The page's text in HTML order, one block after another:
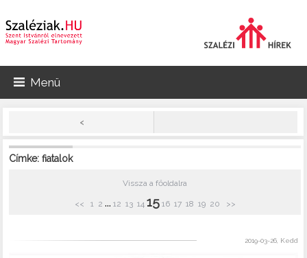
Menü
<
Címke: fiatalok
Vissza a főoldalra
<< 1 2 ... 12 13 14 15 16 17 18 19 20 >>
2019-03-26, Kedd